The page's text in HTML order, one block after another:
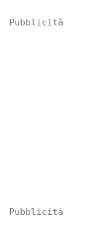
Pubblicità
Pubblicità